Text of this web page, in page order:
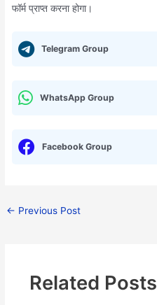
फॉर्म प्राप्त करना होगा।
Telegram Group
WhatsApp Group
Facebook Group
← Previous Post
Related Posts